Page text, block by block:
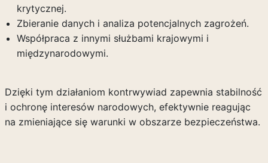
krytycznej.
Zbieranie danych i analiza potencjalnych zagrożeń.
Współpraca z innymi służbami krajowymi i
międzynarodowymi.
Dzięki tym działaniom kontrwywiad zapewnia stabilność
i ochronę interesów narodowych, efektywnie reagując
na zmieniające się warunki w obszarze bezpieczeństwa.